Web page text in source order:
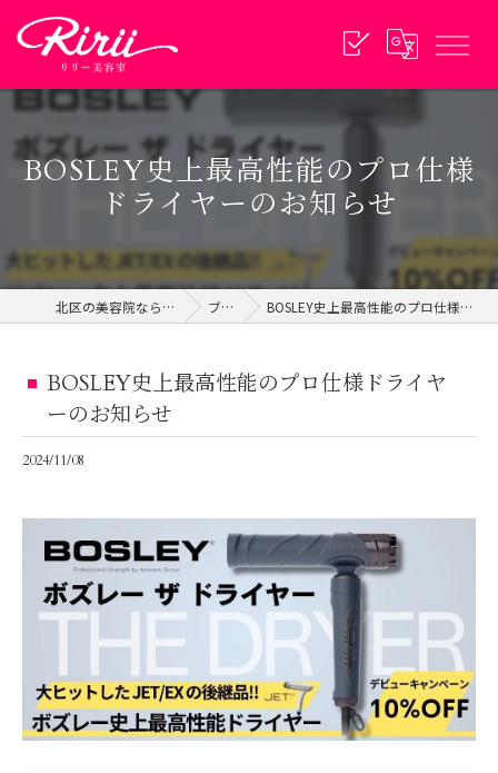
BOSLEY史上最高性能のプロ仕様
ドライヤーのお知らせ
北区の美容院ならリリー美容室 ブログ BOSLEY史上最高性能のプロ仕様ドライヤーのお知らせ
BOSLEY史上最高性能のプロ仕様ドライヤ
ーのお知らせ
2024/11/08